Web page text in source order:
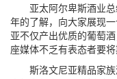
亚太阿尔卑斯酒业总
年的了解，向大家展现
亚不仅产出优质的葡萄
座媒体不乏有表态者要
斯洛文尼亚精品家族